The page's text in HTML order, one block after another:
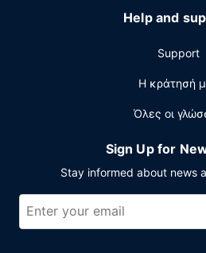
εκδήλωση σε αυτήν την πόλη
ξενοδοχείο διαθέτει χώρο που
αίθουσες συνεδριάσεων. Στους
δωρεάν στάθμευση χωρίς
Help and
Support
Η κράτησή
Όλες οι
Sign Up for
Stay informed about news